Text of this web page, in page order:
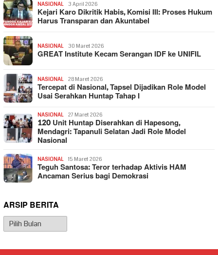
NASIONAL 3 April 2026
Kejari Karo Dikritik Habis, Komisi III: Proses Hukum
Harus Transparan dan Akuntabel
NASIONAL 30 Maret 2026
GREAT Institute Kecam Serangan IDF ke UNIFIL
NASIONAL 28 Maret 2026
Tercepat di Nasional, Tapsel Dijadikan Role Model
Usai Serahkan Huntap Tahap I
NASIONAL 27 Maret 2026
120 Unit Huntap Diserahkan di Hapesong,
Mendagri: Tapanuli Selatan Jadi Role Model
Nasional
NASIONAL 15 Maret 2026
Teguh Santosa: Teror terhadap Aktivis HAM
Ancaman Serius bagi Demokrasi
ARSIP BERITA
Arsip
Berita